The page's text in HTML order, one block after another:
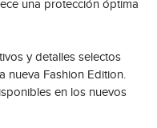
una protección óptima
y detalles selectos
nueva Fashion Edition.
en los nuevos